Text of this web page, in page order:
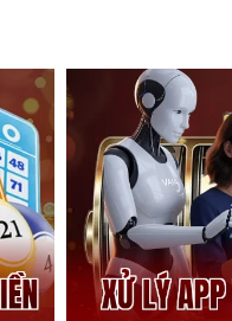
Xử lý